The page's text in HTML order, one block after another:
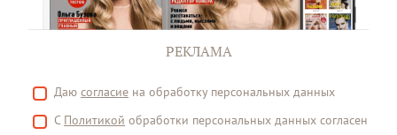
РЕКЛАМА
Даю согласие на обработку персональных данных
С Политикой обработки персональных данных согласен